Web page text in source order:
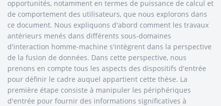
opportunités, notamment en termes de puissance de calcul et
de comportement des utilisateurs, que nous explorons dans
ce document. Nous expliquons d'abord comment les travaux
antérieurs menés dans différents sous-domaines
d'interaction homme-machine s'intègrent dans la perspective
de la fusion de données. Dans cette perspective, nous
prenons en compte tous les aspects des dispositifs d'entrée
pour définir le cadre auquel appartient cette thèse. La
première étape consiste à manipuler les périphériques
d'entrée pour fournir des informations significatives à